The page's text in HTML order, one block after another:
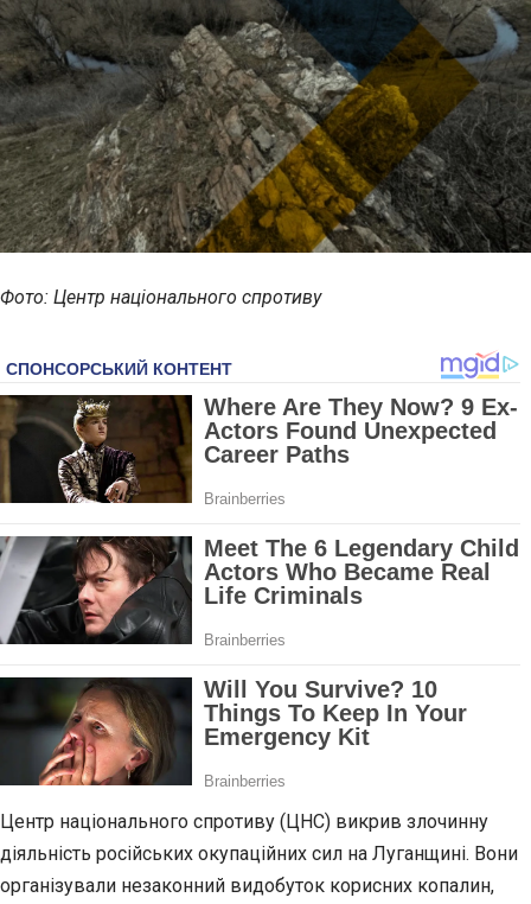
Фото: Центр національного спротиву
Центр національного спротиву (ЦНС) викрив злочинну
діяльність російських окупаційних сил на Луганщині. Вони
організували незаконний видобуток корисних копалин,